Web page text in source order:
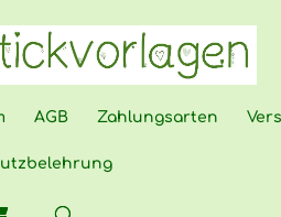
AGB Zahlungsarten